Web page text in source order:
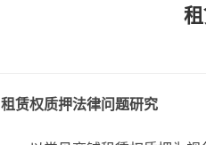
租赁权质押法律问题研究